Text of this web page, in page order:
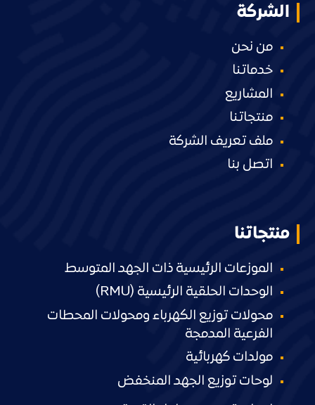
الشركة
من نحن
خدماتنا
المشاريع
منتجاتنا
ملف تعريف الشركة
اتصل بنا
منتجاتنا
الموزعات الرئيسية ذات الجهد المتوسط
الوحدات الحلقية الرئيسية (RMU)
محولات توزيع الكهرباء ومحولات المحطات
الفرعية المدمجة
مولدات كهربائية
لوحات توزيع الجهد المنخفض